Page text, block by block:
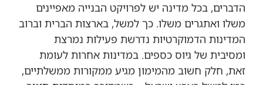
הדברים, בכל מדינה יש לפרויקט הבנייה מאפיינים
משלו ואתגרים משלו. כך למשל, בארצות הברית וברוב
המדינות הדמוקרטיות נדרשת פעילות נמרצת
ומסיבית של גיוס כספים. במדינות אחרות לעומת
זאת, חלק חשוב מהמימון מגיע ממקורות ממשלתיים,